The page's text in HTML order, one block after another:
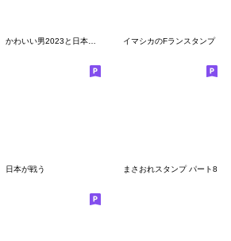
イマシカのFランスタンプ
日本が戦う まさおれスタンプ パート8